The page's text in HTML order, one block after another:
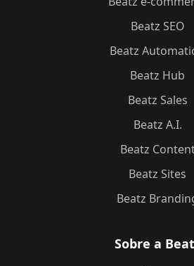
Beatz SEO
Beatz
Beatz Hub
Beatz Sales
Beatz A.I.
Beatz
Beatz Sites
Beatz
Sobre a